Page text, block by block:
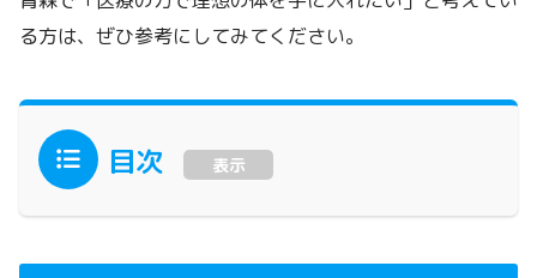
る方は、ぜひ参考にしてみてください。
目次 表示